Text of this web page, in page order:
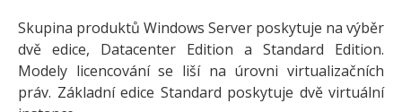
Skupina produktů Windows Server poskytuje na výběr
dvě edice, Datacenter Edition a Standard Edition.
Modely licencování se liší na úrovni virtualizačních
práv. Základní edice Standard poskytuje dvě virtuální